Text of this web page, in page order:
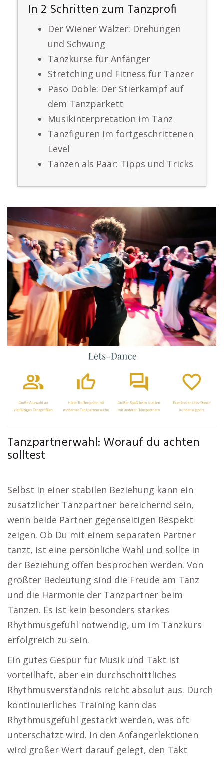
In 2 Schritten zum Tanzprofi
Der Wiener Walzer: Drehungen
und Schwung
Tanzkurse für Anfänger
Stretching und Fitness für Tänzer
Paso Doble: Der Stierkampf auf
dem Tanzparkett
Musikinterpretation im Tanz
Tanzfiguren im fortgeschrittenen
Level
Tanzen als Paar: Tipps und Tricks
Tanzpartnerwahl: Worauf du achten
solltest
Selbst in einer stabilen Beziehung kann ein
zusätzlicher Tanzpartner bereichernd sein,
wenn beide Partner gegenseitigen Respekt
zeigen. Ob Du mit einem separaten Partner
tanzt, ist eine persönliche Wahl und sollte in
der Beziehung offen besprochen werden. Von
größter Bedeutung sind die Freude am Tanz
und die Harmonie der Tanzpartner beim
Tanzen. Es ist kein besonders starkes
Rhythmusgefühl notwendig, um im Tanzkurs
erfolgreich zu sein.
Ein gutes Gespür für Musik und Takt ist
vorteilhaft, aber ein durchschnittliches
Rhythmusverständnis reicht absolut aus. Durch
kontinuierliches Training kann das
Rhythmusgefühl gestärkt werden, was oft
unterschätzt wird. In den Anfängerlektionen
wird großer Wert darauf gelegt, den Takt